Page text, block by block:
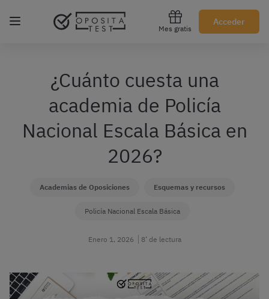
Mes gratis
Acceder
Regístrate gratis
¿Cuánto cuesta una
academia de Policía
Nacional Escala Básica en
2026?
Academias de Oposiciones Esquemas y recursos
Policía Nacional Escala Básica
Enero 1, 2026 8’ de lectura